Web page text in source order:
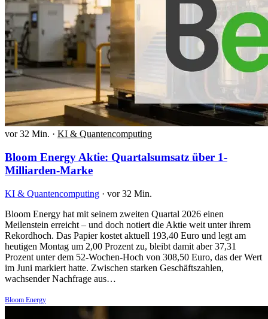
vor 32 Min. · KI & Quantencomputing
Bloom Energy Aktie: Quartalsumsatz über 1-
Milliarden-Marke
KI & Quantencomputing · vor 32 Min.
Bloom Energy hat mit seinem zweiten Quartal 2026 einen
Meilenstein erreicht – und doch notiert die Aktie weit unter ihrem
Rekordhoch. Das Papier kostet aktuell 193,40 Euro und legt am
heutigen Montag um 2,00 Prozent zu, bleibt damit aber 37,31
Prozent unter dem 52-Wochen-Hoch von 308,50 Euro, das der Wert
im Juni markiert hatte. Zwischen starken Geschäftszahlen,
wachsender Nachfrage aus…
Bloom Energy